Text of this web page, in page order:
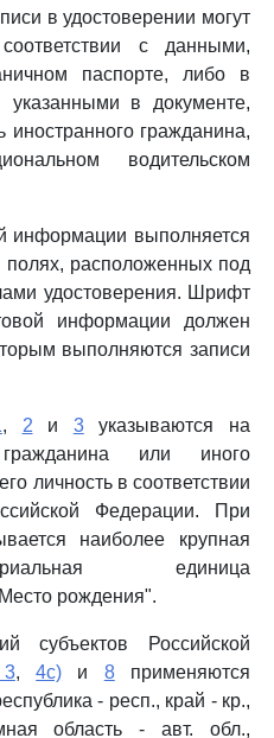
в удостоверении могут
с данными,
паспорте, либо в
указанными в документе,
гражданина,
водительском
информации выполняется
расположенных под
удостоверения. Шрифт
информации должен
выполняются записи
, 2 и 3указываются на
или иного
личность в соответствии
Федерации. При
наиболее крупная
единица
рождения".
субъектов Российской
3,4c) и 8применяются
- респ., край - кр.,
область - авт. обл.,